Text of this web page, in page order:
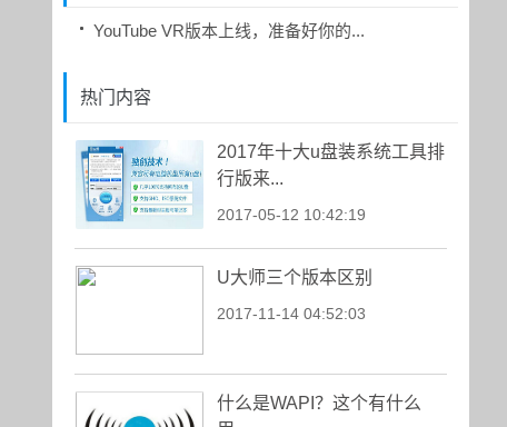
YouTube VR版本上线，准备好你的...
热门内容
2017年十大u盘装系统工具排
行版来...
2017-05-12 10:42:19
U大师三个版本区别
2017-11-14 04:52:03
什么是WAPI？这个有什么